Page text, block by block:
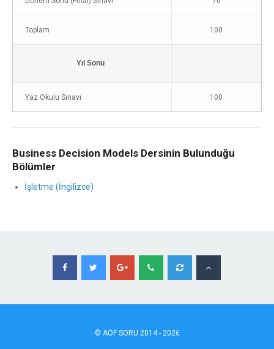
Toplam 100
Yıl Sonu
Yaz Okulu Sınavı 100
Business Decision Models Dersinin Bulunduğu
Bölümler
İşletme (İngilizce)
© AÖFSORU 2014 - 2026